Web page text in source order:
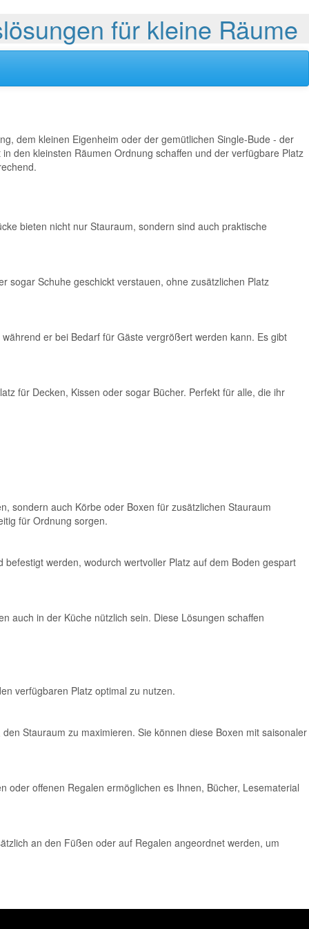
für kleine Räume
dem kleinen Eigenheim oder der gemütlichen Single-Bude - der
den kleinsten Räumen Ordnung schaffen und der verfügbare Platz
bieten nicht nur Stauraum, sondern sind auch praktische
sogar Schuhe geschickt verstauen, ohne zusätzlichen Platz
er bei Bedarf für Gäste vergrößert werden kann. Es gibt
für Decken, Kissen oder sogar Bücher. Perfekt für alle, die ihr
sondern auch Körbe oder Boxen für zusätzlichen Stauraum
für Ordnung sorgen.
werden, wodurch wertvoller Platz auf dem Boden gespart
auch in der Küche nützlich sein. Diese Lösungen schaffen
verfügbaren Platz optimal zu nutzen.
Stauraum zu maximieren. Sie können diese Boxen mit saisonaler
offenen Regalen ermöglichen es Ihnen, Bücher, Lesematerial
an den Füßen oder auf Regalen angeordnet werden, um